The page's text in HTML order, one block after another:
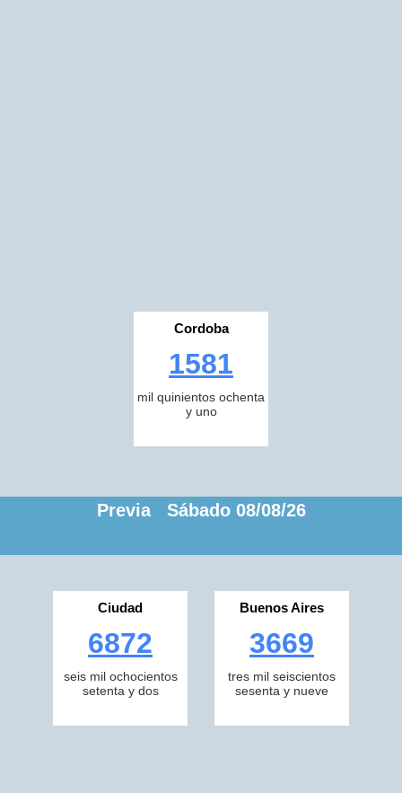
Cordoba
1581
mil quinientos ochenta
y uno
Previa Sábado 08/08/26
Ciudad
6872
seis mil ochocientos
setenta y dos
Buenos Aires
3669
tres mil seiscientos
sesenta y nueve